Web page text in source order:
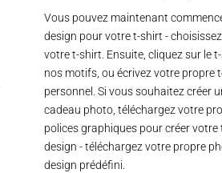
Vous pouvez maintenant
design pour votre t-shirt -
votre t-shirt. Ensuite, cliquez sur le
nos motifs, ou écrivez votre propre
personnel. Si vous souhaitez créer
cadeau photo, téléchargez votre
polices graphiques pour créer
design - téléchargez votre propre
design prédéfini.